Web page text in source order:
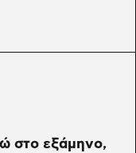
στο εξάμηνο,